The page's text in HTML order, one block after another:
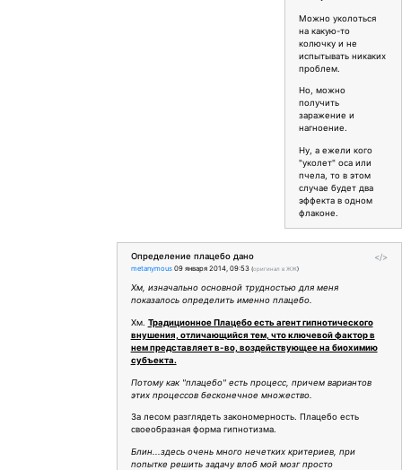
Можно уколоться
на какую-то
колючку и не
испытывать никаких
проблем.
Но, можно
получить
заражение и
нагноение.
Ну, а ежели кого
"уколет" оса или
пчела, то в этом
случае будет два
эффекта в одном
флаконе.
</>
Определение плацебо дано
metanymous 09 января 2014, 09:53 (оригинал в ЖЖ)
Хм, изначально основной трудностью для меня
показалось определить именно плацебо.
Хм. Традиционное Плацебо есть агент гипнотического
внушения, отличающийся тем, что ключевой фактор в
нем представляет в-во, воздействующее на биохимию
субъекта.
Потому как "плацебо" есть процесс, причем вариантов
этих процессов бесконечное множество.
За лесом разглядеть закономерность. Плацебо есть
своеобразная форма гипнотизма.
Блин...здесь очень много нечетких критериев, при
попытке решить задачу влоб мой мозг просто